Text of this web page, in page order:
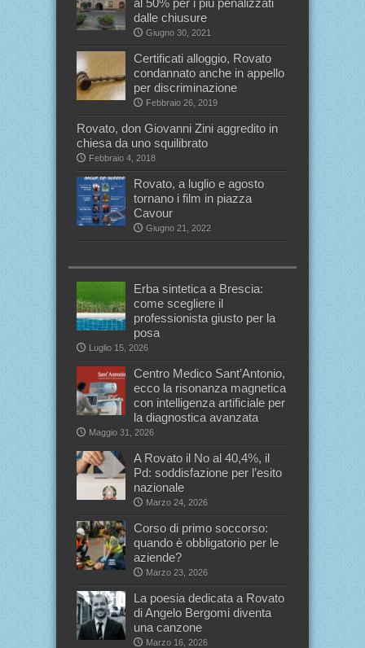
al 50% per i più penalizzati
dalle chiusure
Giugno 30, 2021
Certificati alloggio, Rovato
condannato anche in appello
per discriminazione
Febbraio 26, 2019
Rovato, don Giovanni Zini aggredito in
chiesa da uno squilibrato
Febbraio 4, 2018
Rovato, a luglio e agosto
tornano i film in piazza
Cavour
Giugno 21, 2022
Erba sintetica a Brescia:
come scegliere il
professionista giusto per la
posa
Luglio 15, 2026
Centro Medico Sant’Antonio,
ecco la risonanza magnetica
con intelligenza artificiale per
la diagnostica avanzata
Maggio 31, 2026
A Rovato il No al 40,4%, il
Pd: soddisfazione per l’esito
nazionale
Marzo 24, 2026
Corso di primo soccorso:
quando è obbligatorio per le
aziende?
Marzo 23, 2026
La poesia dedicata a Rovato
di Angelo Bergomi diventa
una canzone
Marzo 16, 2026